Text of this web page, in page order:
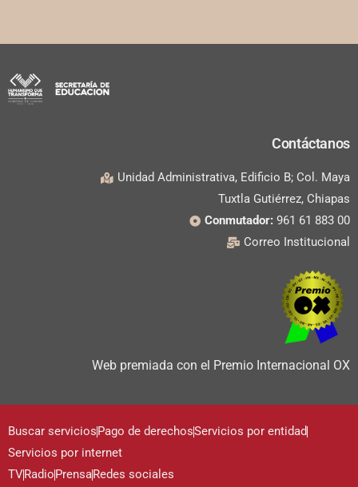
Contáctanos
Unidad Administrativa, Edificio B; Col. Maya
Tuxtla Gutiérrez, Chiapas
Conmutador: 961 61 883 00
Correo Institucional
Web premiada con el Premio Internacional OX
Buscar servicios Pago de derechosServicios por entidad
Servicios por internet
TVRadio PrensaRedes sociales